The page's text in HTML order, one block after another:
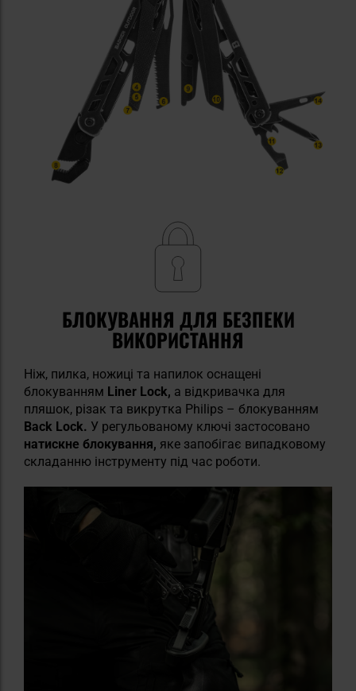
БЛОКУВАННЯ ДЛЯ БЕЗПЕКИ
ВИКОРИСТАННЯ
Ніж, пилка, ножиці та напилок оснащені
блокуванням Liner Lock, а відкривачка для
пляшок, різак та викрутка Philips – блокуванням
Back Lock. У регульованому ключі застосовано
натискне блокування, яке запобігає випадковому
складанню інструменту під час роботи.